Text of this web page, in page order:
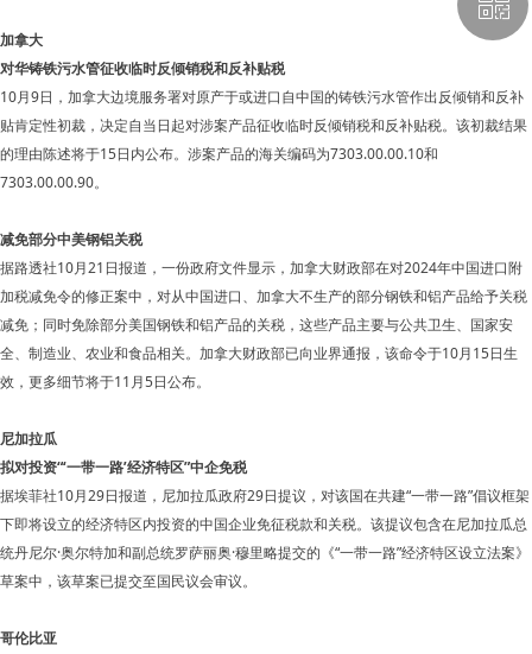
加拿大
对华铸铁污水管征收临时反倾销税和反补贴税
10月9日，加拿大边境服务署对原产于或进口自中国的铸铁污水管作出反倾销和反补
贴肯定性初裁，决定自当日起对涉案产品征收临时反倾销税和反补贴税。该初裁结果
的理由陈述将于15日内公布。涉案产品的海关编码为7303.00.00.10和
7303.00.00.90。
减免部分中美钢铝关税
据路透社10月21日报道，一份政府文件显示，加拿大财政部在对2024年中国进口附
加税减免令的修正案中，对从中国进口、加拿大不生产的部分钢铁和铝产品给予关税
减免；同时免除部分美国钢铁和铝产品的关税，这些产品主要与公共卫生、国家安
全、制造业、农业和食品相关。加拿大财政部已向业界通报，该命令于10月15日生
效，更多细节将于11月5日公布。
尼加拉瓜
拟对投资“‘一带一路’经济特区”中企免税
据埃菲社10月29日报道，尼加拉瓜政府29日提议，对该国在共建“一带一路”倡议框架
下即将设立的经济特区内投资的中国企业免征税款和关税。该提议包含在尼加拉瓜总
统丹尼尔·奥尔特加和副总统罗萨丽奥·穆里略提交的《“一带一路”经济特区设立法案》
草案中，该草案已提交至国民议会审议。
哥伦比亚